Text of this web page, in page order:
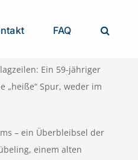
FAQ
Ein 59-jähriger
„heiße“ Spur, weder im
– ein Überbleibsel der
einem alten